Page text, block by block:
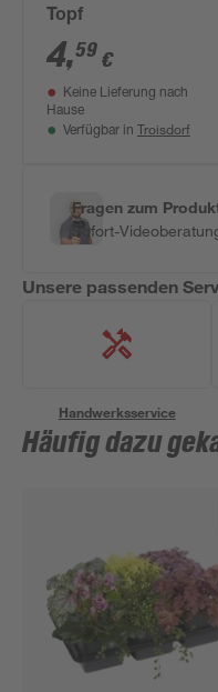
Topf
4,59 €
Keine Lieferung nach
Hause
Verfügbar in Troisdorf
Fragen zum
Sofort-
Unsere passenden
Handwerksservice
Häufig dazu